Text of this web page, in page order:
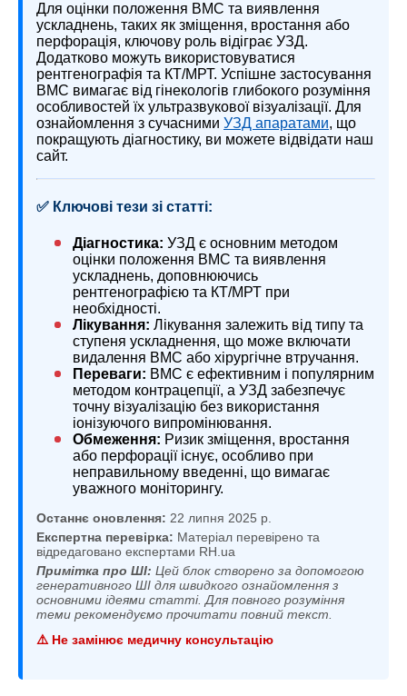
Для оцінки положення ВМС та виявлення
ускладнень, таких як зміщення, вростання або
перфорація, ключову роль відіграє УЗД.
Додатково можуть використовуватися
рентгенографія та КТ/МРТ. Успішне застосування
ВМС вимагає від гінекологів глибокого розуміння
особливостей їх ультразвукової візуалізації. Для
ознайомлення з сучасними УЗД апаратами, що
покращують діагностику, ви можете відвідати наш
сайт.
✅ Ключові тези зі статті:
Діагностика: УЗД є основним методом
оцінки положення ВМС та виявлення
ускладнень, доповнюючись
рентгенографією та КТ/МРТ при
необхідності.
Лікування: Лікування залежить від типу та
ступеня ускладнення, що може включати
видалення ВМС або хірургічне втручання.
Переваги: ВМС є ефективним і популярним
методом контрацепції, а УЗД забезпечує
точну візуалізацію без використання
іонізуючого випромінювання.
Обмеження: Ризик зміщення, вростання
або перфорації існує, особливо при
неправильному введенні, що вимагає
уважного моніторингу.
Останнє оновлення: 22 липня 2025 р.
Експертна перевірка: Матеріал перевірено та
відредаговано експертами RH.ua
Примітка про ШІ: Цей блок створено за допомогою
генеративного ШІ для швидкого ознайомлення з
основними ідеями статті. Для повного розуміння
теми рекомендуємо прочитати повний текст.
⚠️ Не замінює медичну консультацію